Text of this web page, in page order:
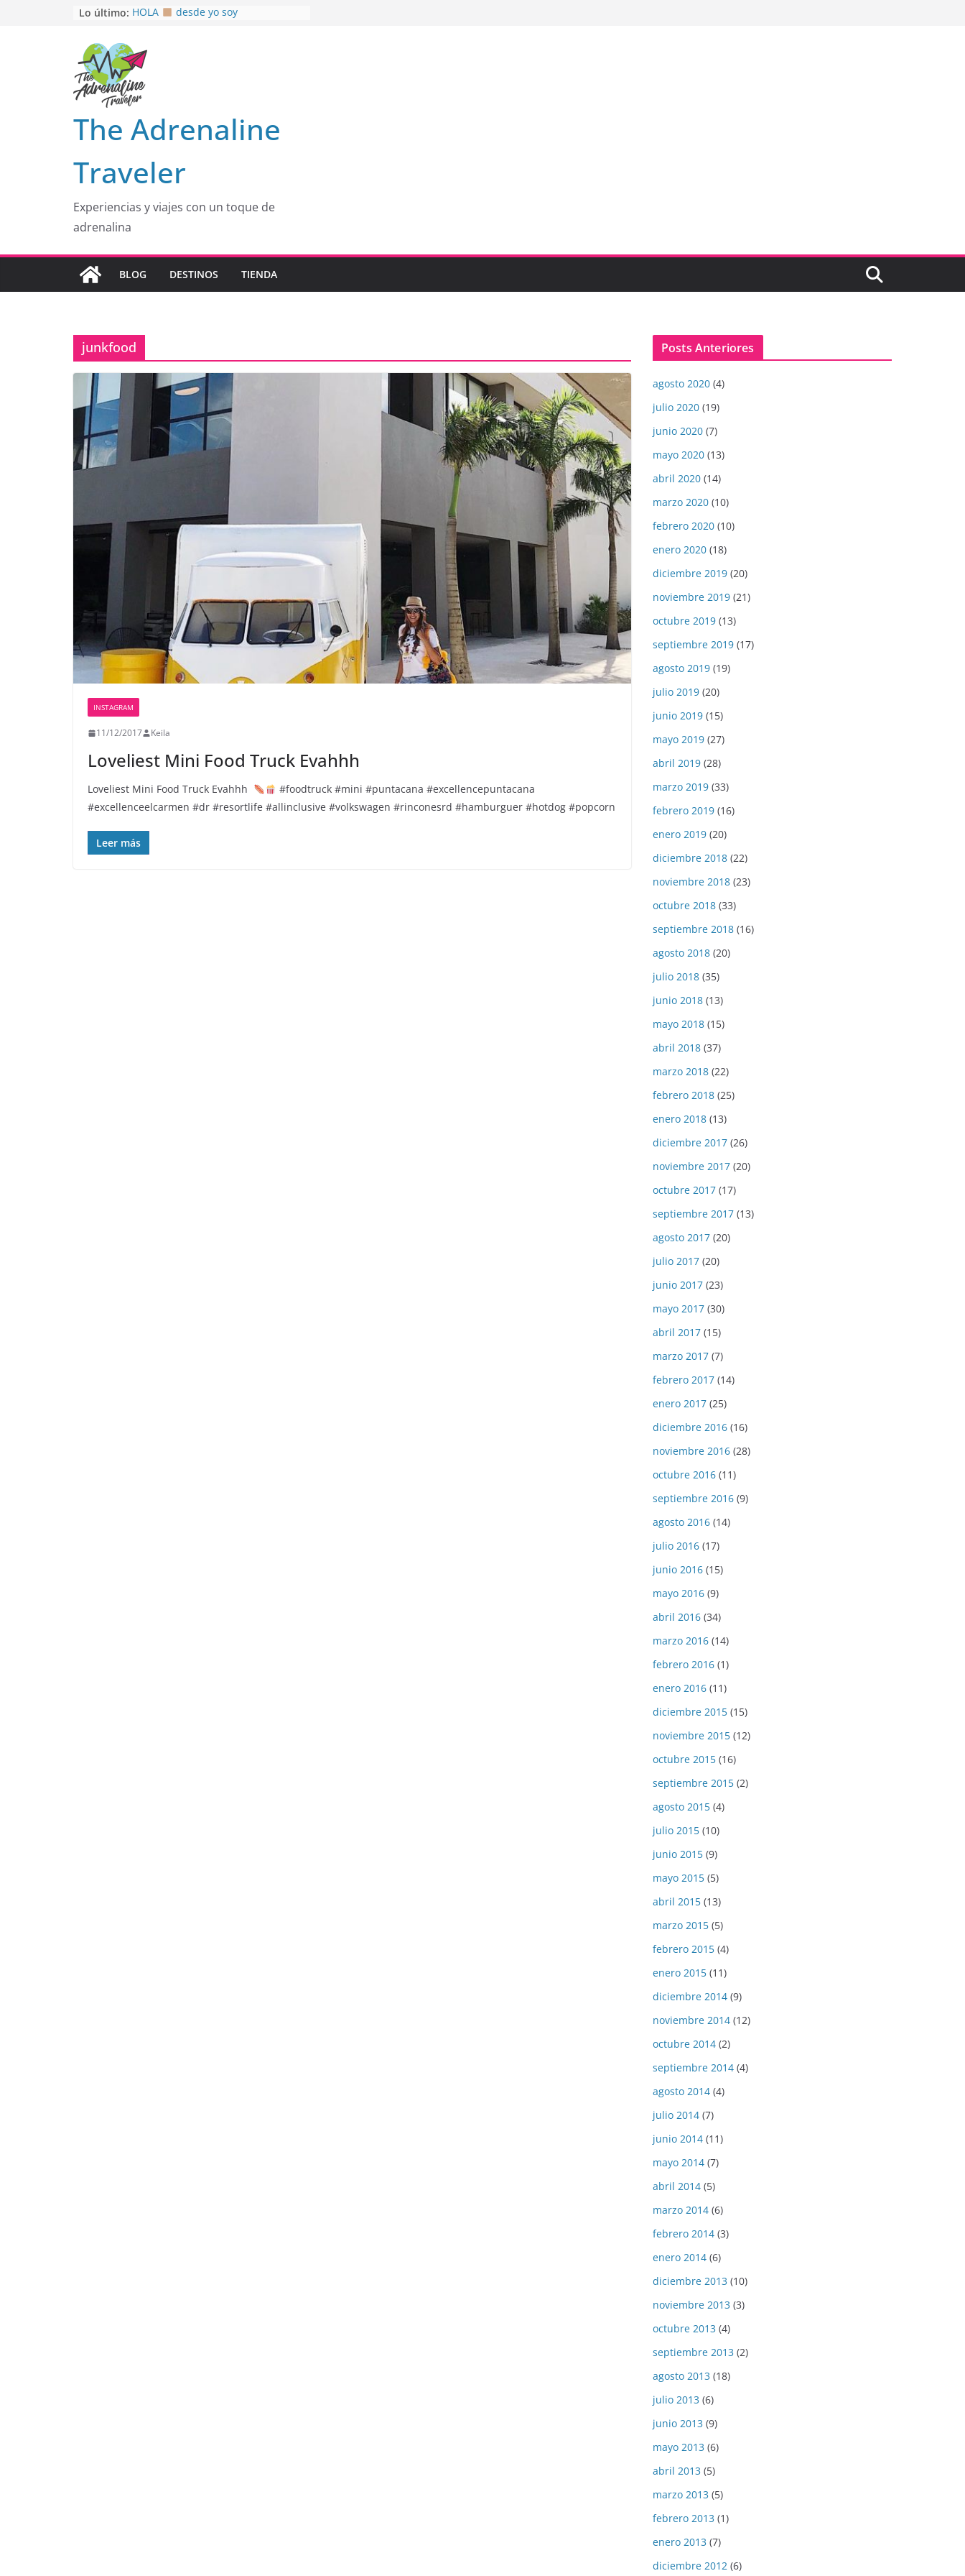
Lo último: HOLA
desde yo soy
EL SENDERO DEL CACAO: Excelente
opción
HOSPEDAJE AL NATURALSHH !!
En
MULITO!
The Adrenaline
Traveler
Experiencias y viajes con un toque de
adrenalina
BLOG DESTINOS TIENDA
junkfood
INSTAGRAM
11/12/2017 Keila
Loveliest Mini Food Truck Evahhh ️
Loveliest Mini Food Truck Evahhh
#foodtruck #mini #puntacana #excellencepuntacana
#excellenceelcarmen #dr #resortlife #allinclusive #volkswagen #rinconesrd #hamburguer #hotdog #popcorn
Leer más
Posts Anteriores
agosto 2020 (4)
julio 2020 (19)
junio 2020 (7)
mayo 2020 (13)
abril 2020 (14)
marzo 2020 (10)
febrero 2020 (10)
enero 2020 (18)
diciembre 2019 (20)
noviembre 2019 (21)
octubre 2019 (13)
septiembre 2019 (17)
agosto 2019 (19)
julio 2019 (20)
junio 2019 (15)
mayo 2019 (27)
abril 2019 (28)
marzo 2019 (33)
febrero 2019 (16)
enero 2019 (20)
diciembre 2018 (22)
noviembre 2018 (23)
octubre 2018 (33)
septiembre 2018 (16)
agosto 2018 (20)
julio 2018 (35)
junio 2018 (13)
mayo 2018 (15)
abril 2018 (37)
marzo 2018 (22)
febrero 2018 (25)
enero 2018 (13)
diciembre 2017 (26)
noviembre 2017 (20)
octubre 2017 (17)
septiembre 2017 (13)
agosto 2017 (20)
julio 2017 (20)
junio 2017 (23)
mayo 2017 (30)
abril 2017 (15)
marzo 2017 (7)
febrero 2017 (14)
enero 2017 (25)
diciembre 2016 (16)
noviembre 2016 (28)
octubre 2016 (11)
septiembre 2016 (9)
agosto 2016 (14)
julio 2016 (17)
junio 2016 (15)
mayo 2016 (9)
abril 2016 (34)
marzo 2016 (14)
febrero 2016 (1)
enero 2016 (11)
diciembre 2015 (15)
noviembre 2015 (12)
octubre 2015 (16)
septiembre 2015 (2)
agosto 2015 (4)
julio 2015 (10)
junio 2015 (9)
mayo 2015 (5)
abril 2015 (13)
marzo 2015 (5)
febrero 2015 (4)
enero 2015 (11)
diciembre 2014 (9)
noviembre 2014 (12)
octubre 2014 (2)
septiembre 2014 (4)
agosto 2014 (4)
julio 2014 (7)
junio 2014 (11)
mayo 2014 (7)
abril 2014 (5)
marzo 2014 (6)
febrero 2014 (3)
enero 2014 (6)
diciembre 2013 (10)
noviembre 2013 (3)
octubre 2013 (4)
septiembre 2013 (2)
agosto 2013 (18)
julio 2013 (6)
junio 2013 (9)
mayo 2013 (6)
abril 2013 (5)
marzo 2013 (5)
febrero 2013 (1)
enero 2013 (7)
diciembre 2012 (6)